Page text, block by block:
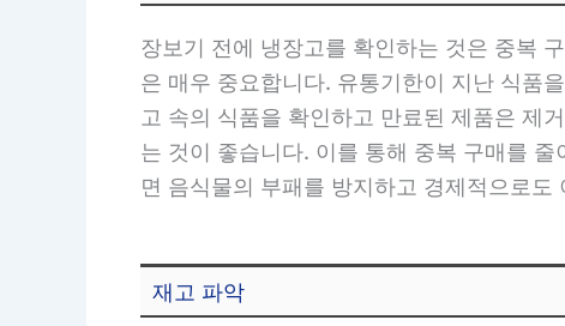
장보기 전에 냉장고를 확인하는 것은 중복
은 매우 중요합니다. 유통기한이 지난 식품
고 속의 식품을 확인하고 만료된 제품은 제
는 것이 좋습니다. 이를 통해 중복 구매를
면 음식물의 부패를 방지하고 경제적으로
재고 파악